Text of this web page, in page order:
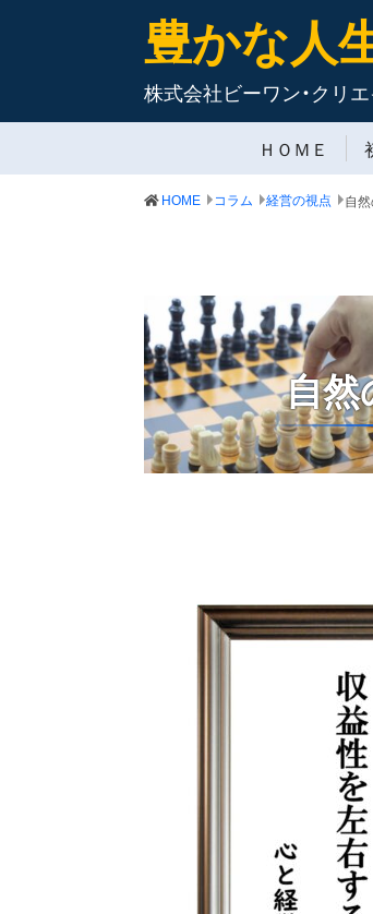
豊かな人
株式会社ビーワン・クリエ
ＨＯＭＥ
HOME コラム 経営の視点 自
自然